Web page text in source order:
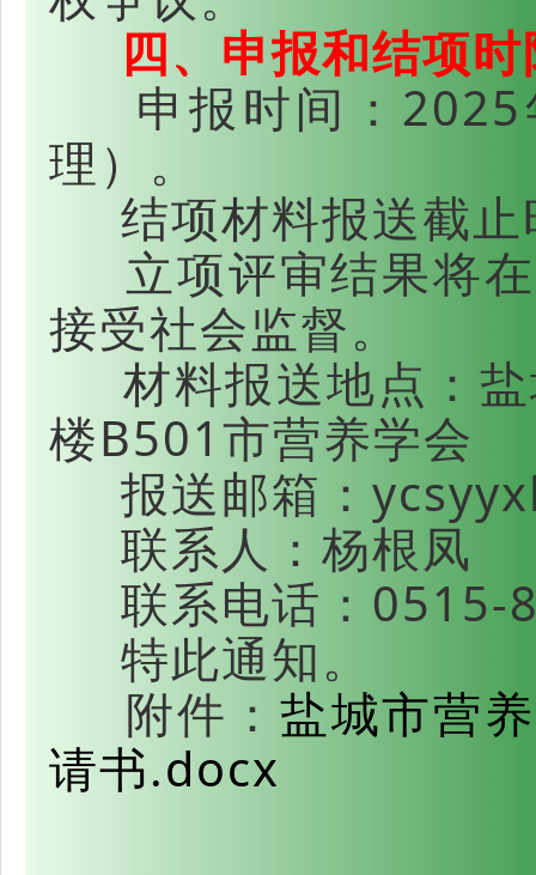
四、申报和结项时
申报时间：2025
理）。
结项材料报送截止
立项评审结果将在
接受社会监督。
材料报送地点：盐
楼B501市营养学会
报送邮箱：
联系人：杨根凤
联系电话：0515-
特此通知。
附件： 盐城市营
请书.docx